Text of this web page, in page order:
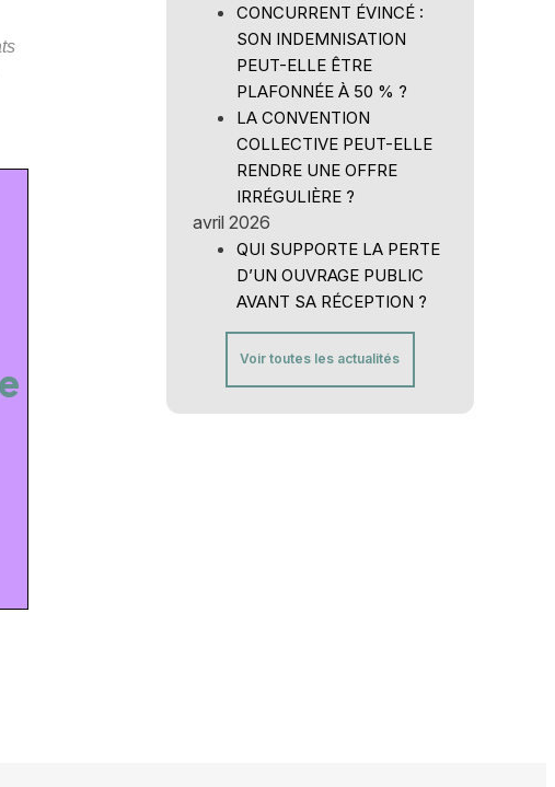
CONCURRENT ÉVINCÉ :
SON INDEMNISATION
PEUT-ELLE ÊTRE
PLAFONNÉE À 50 % ?
LA CONVENTION
COLLECTIVE PEUT-ELLE
RENDRE UNE OFFRE
IRRÉGULIÈRE ?
avril 2026
QUI SUPPORTE LA PERTE
D’UN OUVRAGE PUBLIC
AVANT SA RÉCEPTION ?
Voir toutes les actualités